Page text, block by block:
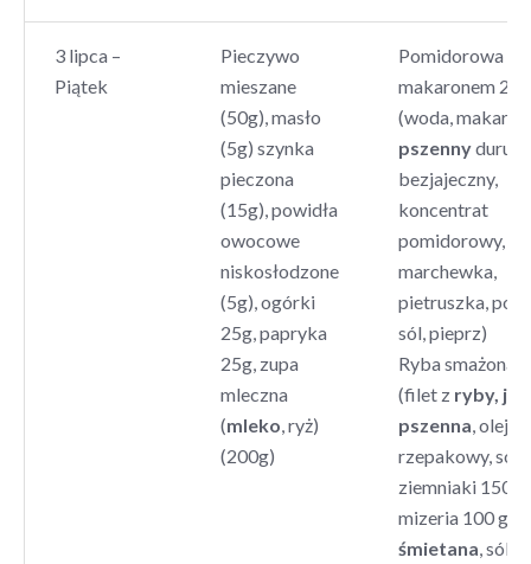
3 lipca –
Piątek
Pieczywo
mieszane
(50g), masło
(5g) szynka
pieczona
(15g), powidła
owocowe
niskosłodzone
(5g), ogórki
25g, papryka
25g, zupa
mleczna
(mleko, ryż)
(200g)
Pomidorowa z
makaronem
(woda, makaron
pszennydurum
bezjajeczny,
koncentrat
pomidorowy,
marchewka,
pietruszka, por,
sól, pieprz)
Ryba smażona
(filet z ryby,
pszenna, olej
rzepakowy, sól ),
ziemniaki 150 g,
mizeria 100 g
śmietana, sól))